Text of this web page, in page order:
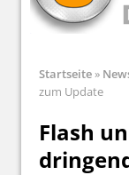
Startseite»
zum Update
Flash